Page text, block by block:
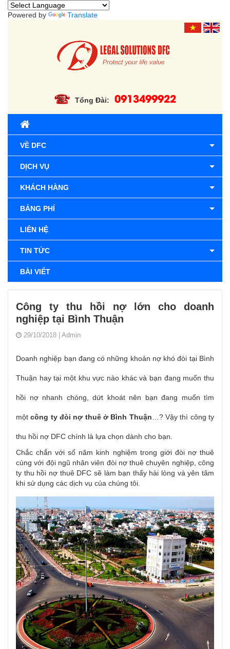
Powered by Translate
Tổng Đài: 0913499922
VỀ DFC
DỊCH VỤ
KHÁCH HÀNG
BẢNG PHÍ
LIÊN HỆ
TIN TỨC
BÀI VIẾT
Công ty thu hồi nợ lớn cho doanh
nghiệp tại Bình Thuận
29/10/2018 Admin
Doanh nghiệp bạn đang có những khoản nợ khó đòi tại Bình
Thuận hay tại một khu vực nào khác và bạn đang muốn thu
hồi nợ nhanh chóng, dứt khoát nên bạn đang muốn tìm
mộtcông ty đòi nợ thuê ở Bình Thuận …? Vậy thì công ty
thu hồi nợ DFC chính là lựa chọn dành cho bạn.
Chắc chắn với số năm kinh nghiệm trong giới đòi nợ thuê
cùng với đội ngũ nhân viên đòi nợ thuê chuyên nghiệp, công
ty thu hồi nợ thuê DFC sẽ làm bạn thấy hài lòng và yên tâm
khi sử dụng các dịch vụ của chúng tôi.